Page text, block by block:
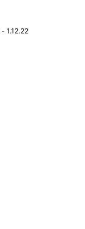
- 1.12.22